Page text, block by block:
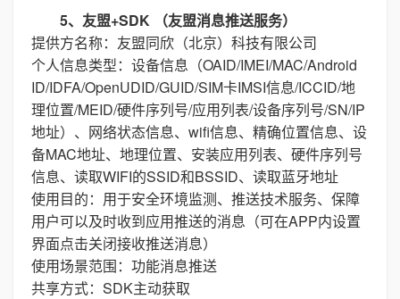
5、友盟+SDK （友盟消息推送服务）
提供方名称：友盟同欣（北京）科技有限公司
个人信息类型：设备信息（OAID/IMEI/MAC/Android
ID/IDFA/OpenUDID/GUID/SIM卡IMSI信息/ICCID/地
理位置/MEID/硬件序列号/应用列表/设备序列号/SN/IP
地址）、网络状态信息、wifi信息、精确位置信息、设
备MAC地址、地理位置、安装应用列表、硬件序列号
信息、读取WIFI的SSID和BSSID、读取蓝牙地址
使用目的：用于安全环境监测、推送技术服务、保障
用户可以及时收到应用推送的消息（可在APP内设置
界面点击关闭接收推送消息）
使用场景范围：功能消息推送
共享方式：SDK主动获取